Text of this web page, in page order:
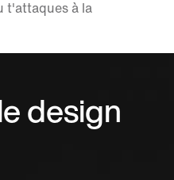
t'attaques à la
design